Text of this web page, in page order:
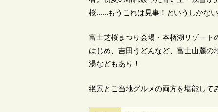
桜......もうこれは見事！というしかない
富士芝桜まつり会場・本栖湖リゾート
はじめ、吉田うどんなど、富士山麓の
湯などもあり！
絶景とご当地グルメの両方を堪能して